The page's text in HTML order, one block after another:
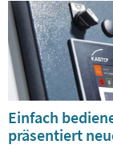
Einfach